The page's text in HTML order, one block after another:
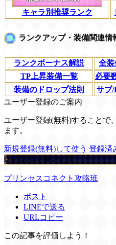
キャラ別推奨ランク
ランクアップ・装備関連情
ランクボーナス解説
全
TP上昇装備一覧
必要
装備のドロップ法則
サブ/
ユーザー登録のご案内
ユーザー登録(無料)することで
ます。
新規登録(無料)して使う 登録済
この記事を書いた人
プリンセスコネクト攻略班
ポスト
LINEで送る
URLコピー
この記事を評価しよう！